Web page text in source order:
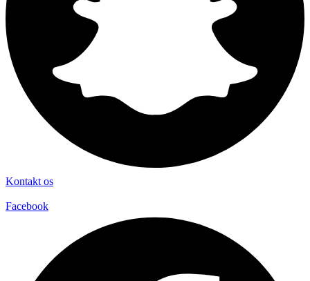
Kontakt os
Facebook